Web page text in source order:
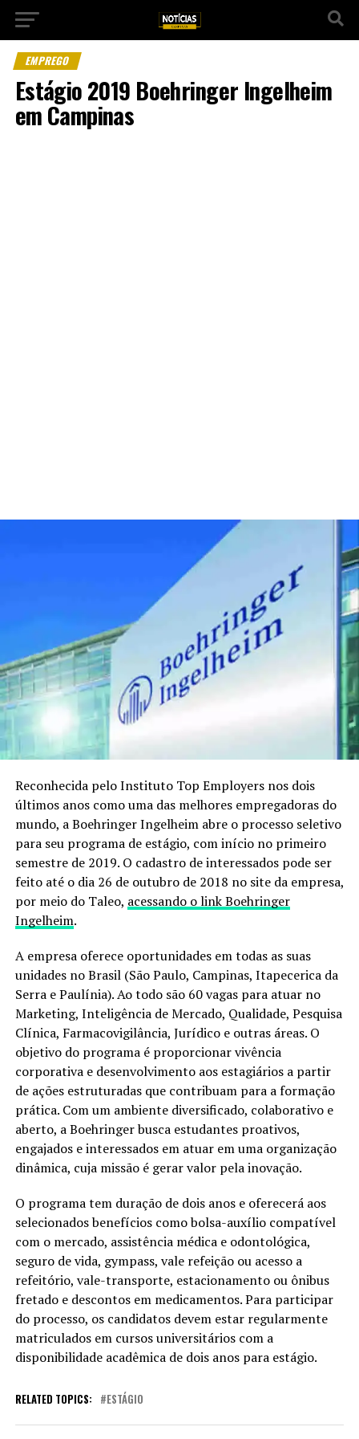
EMPREGO
Estágio 2019 Boehringer Ingelheim
em Campinas
Reconhecida pelo Instituto Top Employers nos dois
últimos anos como uma das melhores empregadoras do
mundo, a Boehringer Ingelheim abre o processo seletivo
para seu programa de estágio, com início no primeiro
semestre de 2019. O cadastro de interessados pode ser
feito até o dia 26 de outubro de 2018 no site da empresa,
por meio do Taleo, acessando o link Boehringer
Ingelheim.
A empresa oferece oportunidades em todas as suas
unidades no Brasil (São Paulo, Campinas, Itapecerica da
Serra e Paulínia). Ao todo são 60 vagas para atuar no
Marketing, Inteligência de Mercado, Qualidade, Pesquisa
Clínica, Farmacovigilância, Jurídico e outras áreas. O
objetivo do programa é proporcionar vivência
corporativa e desenvolvimento aos estagiários a partir
de ações estruturadas que contribuam para a formação
prática. Com um ambiente diversificado, colaborativo e
aberto, a Boehringer busca estudantes proativos,
engajados e interessados em atuar em uma organização
dinâmica, cuja missão é gerar valor pela inovação.
O programa tem duração de dois anos e oferecerá aos
selecionados benefícios como bolsa-auxílio compatível
com o mercado, assistência médica e odontológica,
seguro de vida, gympass, vale refeição ou acesso a
refeitório, vale-transporte, estacionamento ou ônibus
fretado e descontos em medicamentos. Para participar
do processo, os candidatos devem estar regularmente
matriculados em cursos universitários com a
disponibilidade acadêmica de dois anos para estágio.
RELATED TOPICS: ESTÁGIO